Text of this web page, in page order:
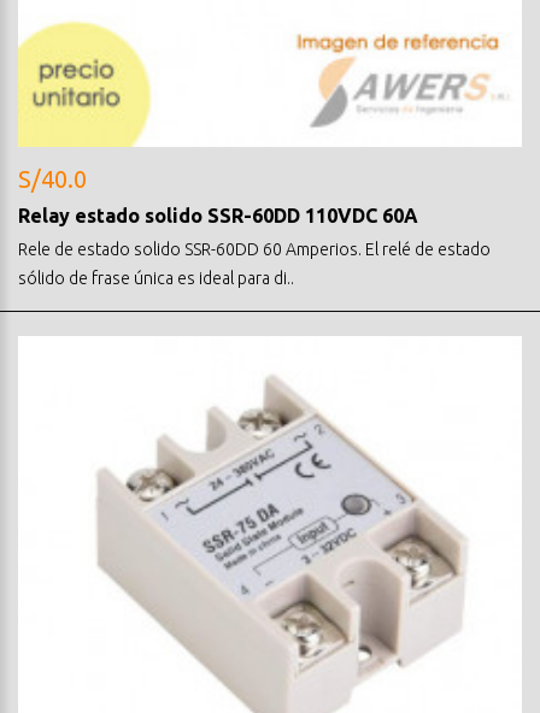
S/40.0
Relay estado solido SSR-60DD 110VDC 60A
Rele de estado solido SSR-60DD 60 Amperios. El relé de estado
sólido de frase única es ideal para di..